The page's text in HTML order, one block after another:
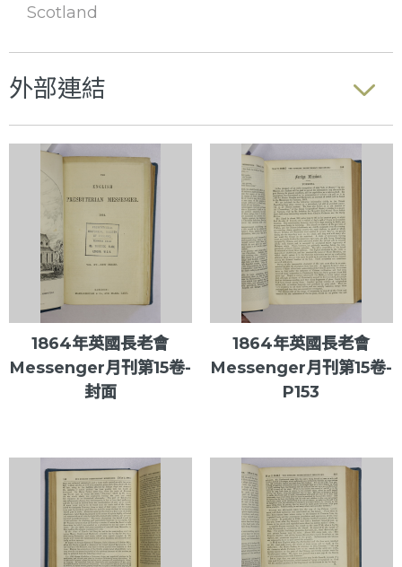
Scotland
外部連結
1864年英國長老會
Messenger月刊第15卷-
封面
1864年英國長老會
Messenger月刊第15卷-
P153